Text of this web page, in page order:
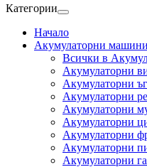
Категории
Начало
Акумулаторни машини
Всички в
Акумулаторни
Акумулаторни
Акумулаторни
Акумулаторни
Акумулаторни
Акумулаторни
Акумулаторни
Акумулаторни